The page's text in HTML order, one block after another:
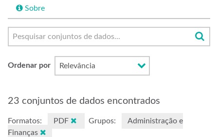
Sobre
Ordenar por
23 conjuntos de dados encontrados
Formatos: PDF Grupos:
Administração e
Finanças